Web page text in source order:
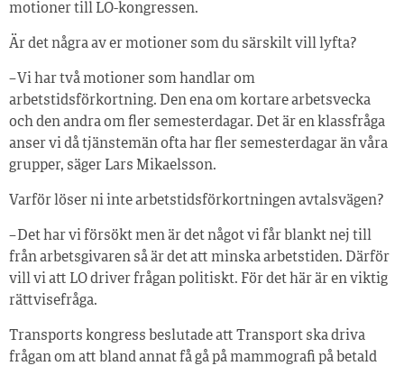
motioner till LO-kongressen.
Är det några av er motioner som du särskilt vill lyfta?
– Vi har två motioner som handlar om
arbetstidsförkortning. Den ena om kortare arbetsvecka
och den andra om fler semesterdagar. Det är en klassfråga
anser vi då tjänstemän ofta har fler semesterdagar än våra
grupper, säger Lars Mikaelsson.
Varför löser ni inte arbetstidsförkortningen avtalsvägen?
– Det har vi försökt men är det något vi får blankt nej till
från arbetsgivaren så är det att minska arbetstiden. Därför
vill vi att LO driver frågan politiskt. För det här är en viktig
rättvisefråga.
Transports kongress beslutade att Transport ska driva
frågan om att bland annat få gå på mammografi på betald